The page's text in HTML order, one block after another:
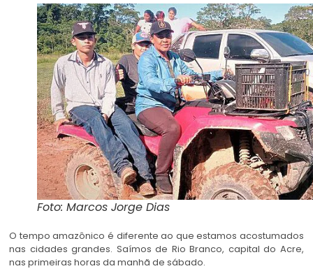
Foto: Marcos Jorge Dias
O tempo amazônico é diferente ao que estamos acostumados
nas cidades grandes. Saímos de Rio Branco, capital do Acre,
nas primeiras horas da manhã de sábado.